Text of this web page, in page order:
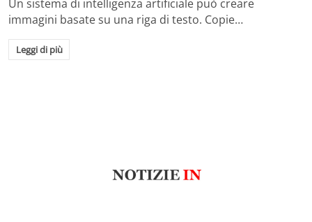
Un sistema di intelligenza artificiale può creare
immagini basate su una riga di testo. Copie…
Leggi di più